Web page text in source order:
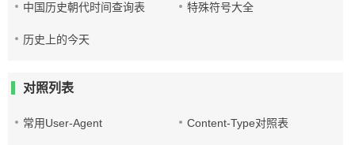
中国历史朝代时间查询表 特殊符号大全
历史上的今天
对照列表
常用User-Agent Content-Type对照表